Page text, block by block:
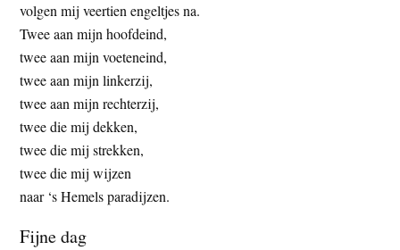
volgen mij veertien engeltjes na.
Twee aan mijn hoofdeind,
twee aan mijn voeteneind,
twee aan mijn linkerzij,
twee aan mijn rechterzij,
twee die mij dekken,
twee die mij strekken,
twee die mij wijzen
naar ‘s Hemels paradijzen.
Fijne dag